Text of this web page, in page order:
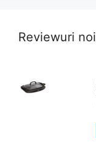
Reviewuri noi